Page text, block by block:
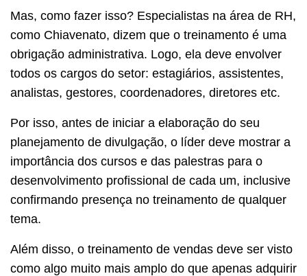
Mas, como fazer isso? Especialistas na área de RH,
como Chiavenato, dizem que o treinamento é uma
obrigação administrativa. Logo, ela deve envolver
todos os cargos do setor: estagiários, assistentes,
analistas, gestores, coordenadores, diretores etc.
Por isso, antes de iniciar a elaboração do seu
planejamento de divulgação, o líder deve mostrar a
importância dos cursos e das palestras para o
desenvolvimento profissional de cada um, inclusive
confirmando presença no treinamento de qualquer
tema.
Além disso, o treinamento de vendas deve ser visto
como algo muito mais amplo do que apenas adquirir